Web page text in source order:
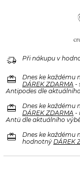
delivery_truck_speed Při nákupu v
redeem
Dnes ke každému
DÁREK ZDARMA -
Antipodes dle
redeem
Dnes ke každému
DÁREK ZDARMA -
Antü dle aktuálního
redeem
Dnes ke každému
hodnotný DÁREK